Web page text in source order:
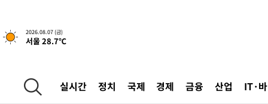
2026.08.07 (금)
서울 28.7℃
실시간 정치 국제 경제 금융 산업 IT·
-25607초 전 >[속보] 뉴욕증시, 일제 하락 마감…나스닥 0.06%↓
례 큰 폭발음
-29756초 전 >
[속보]美, 폴리실리콘 수입 규제…파생제품 15% 관세, 120일
-27907초 전 >